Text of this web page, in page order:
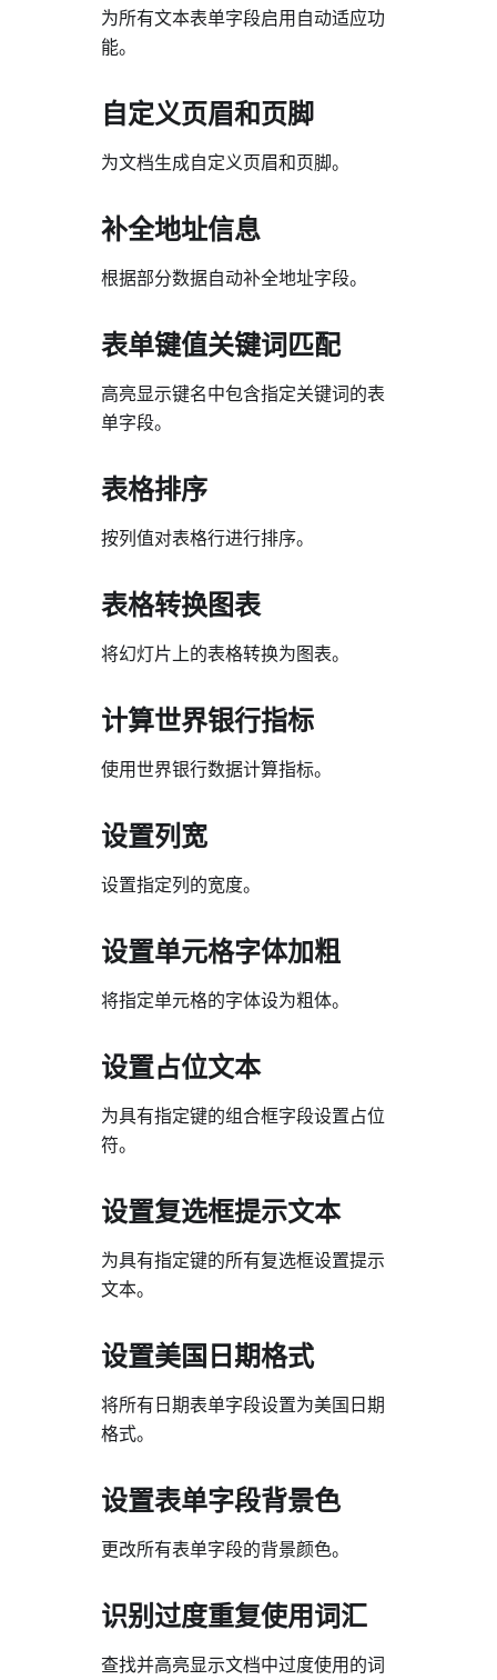
为所有文本表单字段启用自动适应功
能。
自定义页眉和页脚
为文档生成自定义页眉和页脚。
补全地址信息
根据部分数据自动补全地址字段。
表单键值关键词匹配
高亮显示键名中包含指定关键词的表
单字段。
表格排序
按列值对表格行进行排序。
表格转换图表
将幻灯片上的表格转换为图表。
计算世界银行指标
使用世界银行数据计算指标。
设置列宽
设置指定列的宽度。
设置单元格字体加粗
将指定单元格的字体设为粗体。
设置占位文本
为具有指定键的组合框字段设置占位
符。
设置复选框提示文本
为具有指定键的所有复选框设置提示
文本。
设置美国日期格式
将所有日期表单字段设置为美国日期
格式。
设置表单字段背景色
更改所有表单字段的背景颜色。
识别过度重复使用词汇
查找并高亮显示文档中过度使用的词